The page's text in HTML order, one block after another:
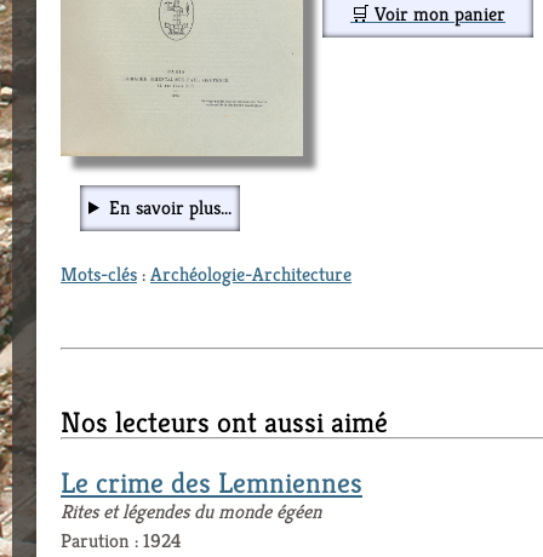
🛒 Voir mon panier
En savoir plus...
Mots-clés:Archéologie-Architecture
Nos lecteurs ont aussi aimé
Le crime des Lemniennes
Rites et légendes du monde égéen
Parution : 1924